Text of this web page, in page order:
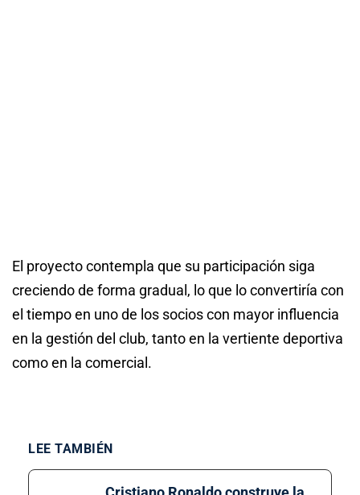
El proyecto contempla que su participación siga
creciendo de forma gradual, lo que lo convertiría con
el tiempo en uno de los socios con mayor influencia
en la gestión del club, tanto en la vertiente deportiva
como en la comercial.
LEE TAMBIÉN